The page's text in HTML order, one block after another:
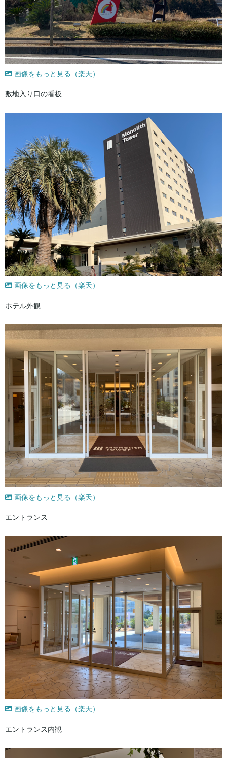
画像をもっと見る（楽天）
敷地入り口の看板
画像をもっと見る（楽天）
ホテル外観
画像をもっと見る（楽天）
エントランス
画像をもっと見る（楽天）
エントランス内観